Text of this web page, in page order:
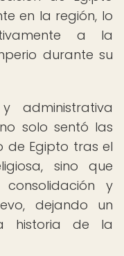
en la región, lo
a la
durante su
administrativa
solo sentó las
de Egipto tras el
sino que
y
dejando un
historia de la